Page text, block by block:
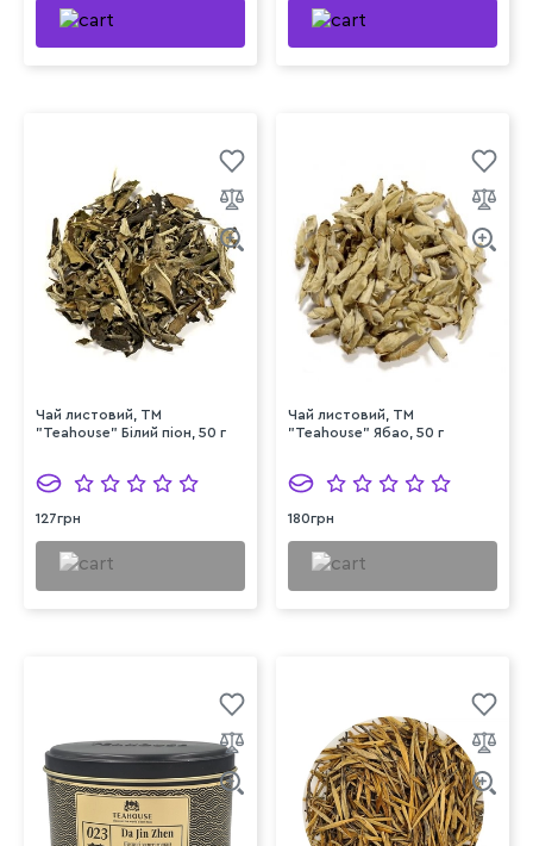
Чай листовий, ТМ
"Teahouse" Білий піон, 50 г
127грн
Чай листовий, ТМ
"Teahouse" Ябао, 50 г
180грн